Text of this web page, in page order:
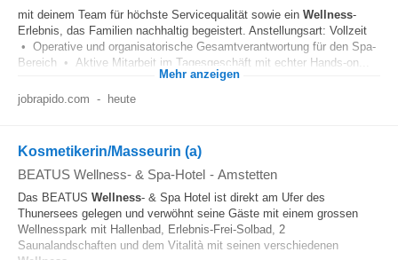
mit deinem Team für höchste Servicequalität sowie ein Wellness-
Erlebnis, das Familien nachhaltig begeistert. Anstellungsart: Vollzeit
• Operative und organisatorische Gesamtverantwortung für den Spa-
Bereich • Aktive Mitarbeit im Tagesgeschäft mit echter Hands-on...
Mehr anzeigen
jobrapido.com - heute
Kosmetikerin/Masseurin (a)
BEATUS Wellness- & Spa-Hotel - Amstetten
Das BEATUS Wellness- & Spa Hotel ist direkt am Ufer des
Thunersees gelegen und verwöhnt seine Gäste mit einem grossen
Wellnesspark mit Hallenbad, Erlebnis-Frei-Solbad, 2
Saunalandschaften und dem Vitalità mit seinen verschiedenen